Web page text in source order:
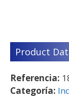
Product
Referencia:
Categoría: